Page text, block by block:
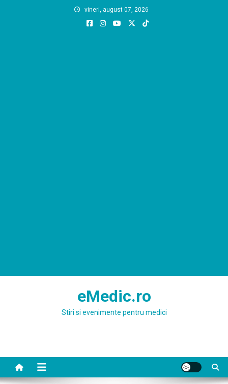
vineri, august 07, 2026
eMedic.ro
Stiri si evenimente pentru medici